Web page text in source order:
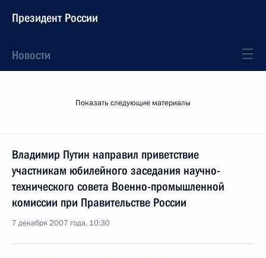
Президент России
Новости
Показать следующие материалы
Владимир Путин направил приветствие
участникам юбилейного заседания научно-
технического совета Военно-промышленной
комиссии при Правительстве России
7 декабря 2007 года, 10:30